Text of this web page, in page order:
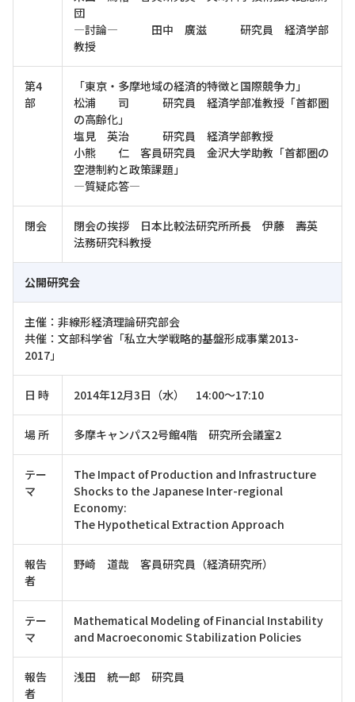
団
―討論― 田中 廣滋 研究員 経済学部
教授
第4
部
「東京・多摩地域の経済的特徴と国際競争力」
松浦 司 研究員 経済学部准教授「首都圏
の高齢化」
塩見 英治 研究員 経済学部教授
小熊 仁 客員研究員 金沢大学助教「首都圏の
空港制約と政策課題」
―質疑応答―
閉会
閉会の挨拶 日本比較法研究所所長 伊藤 壽英
法務研究科教授
公開研究会
主催：非線形経済理論研究部会
共催：文部科学省「私立大学戦略的基盤形成事業2013-
2017」
日 時 2014年12月3日（水） 14:00～17:10
場 所 多摩キャンパス2号館4階 研究所会議室2
テー
マ
The Impact of Production and Infrastructure
Shocks to the Japanese Inter-regional
Economy:
The Hypothetical Extraction Approach
報告
者
野崎 道哉 客員研究員（経済研究所）
テー
マ
Mathematical Modeling of Financial Instability
and Macroeconomic Stabilization Policies
報告
者
浅田 統一郎 研究員